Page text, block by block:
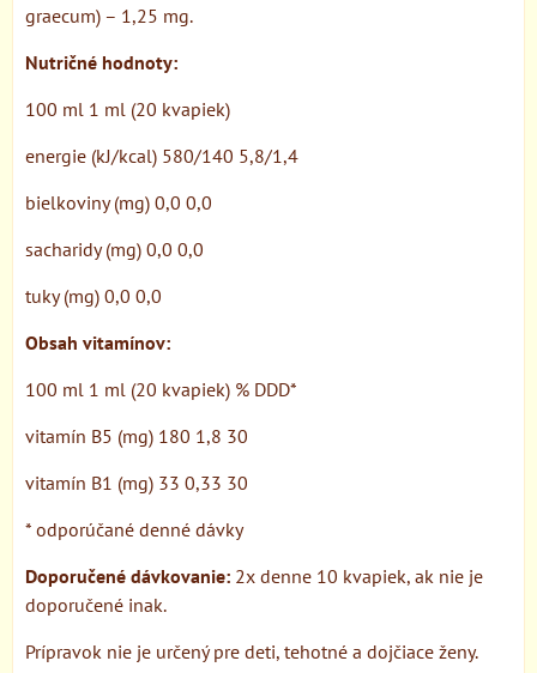
graecum) – 1,25 mg.
Nutričné hodnoty:
100 ml 1 ml (20 kvapiek)
energie (kJ/kcal) 580/140 5,8/1,4
bielkoviny (mg) 0,0 0,0
sacharidy (mg) 0,0 0,0
tuky (mg) 0,0 0,0
Obsah vitamínov:
100 ml 1 ml (20 kvapiek) % DDD*
vitamín B5 (mg) 180 1,8 30
vitamín B1 (mg) 33 0,33 30
* odporúčané denné dávky
Doporučené dávkovanie: 2x denne 10 kvapiek, ak nie je
doporučené inak.
Prípravok nie je určený pre deti, tehotné a dojčiace ženy.